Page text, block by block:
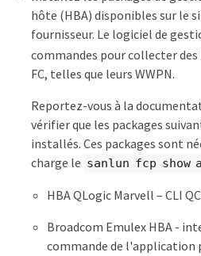
hôte (HBA) disponibles sur le
fournisseur. Le logiciel de
commandes pour collecter
FC, telles que leurs WWPN.
Reportez-vous à la
vérifier que les packages
installés. Ces packages sont
charge le sanlun fcp show
HBA QLogic Marvell – CLI
Broadcom Emulex HBA -
commande de l'application